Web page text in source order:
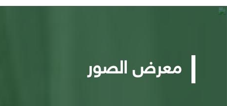
معرض الصور